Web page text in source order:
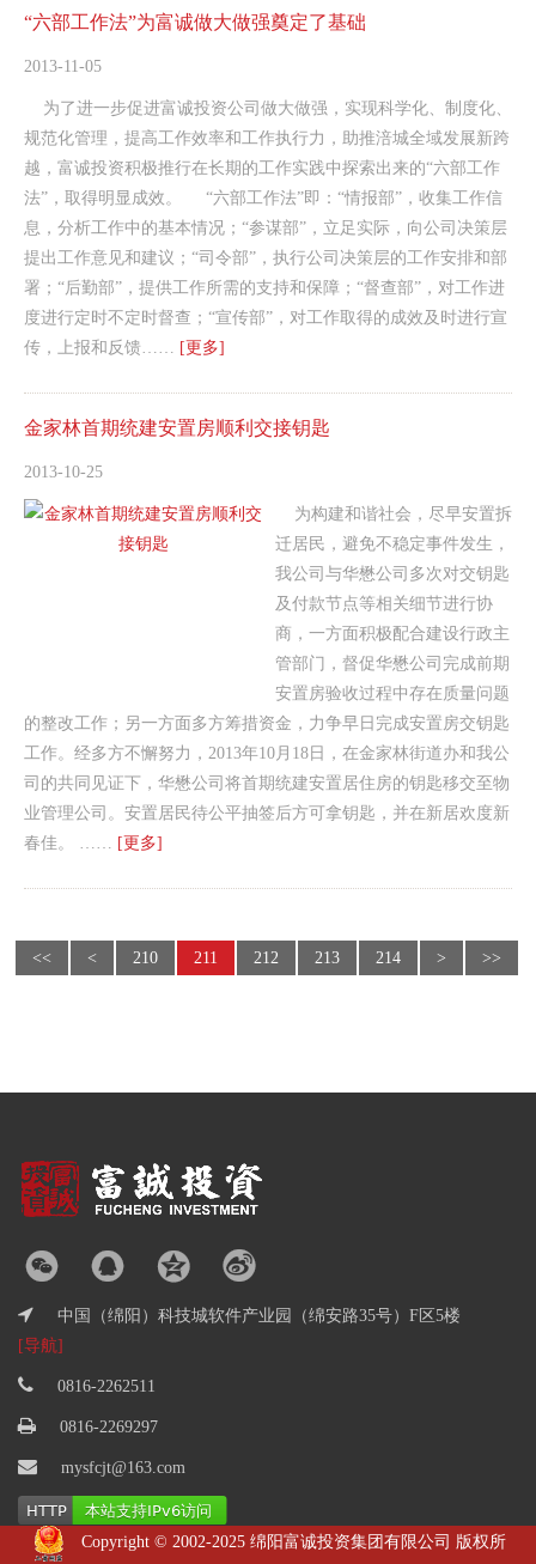
“六部工作法”为富诚做大做强奠定了基础
2013-11-05
为了进一步促进富诚投资公司做大做强，实现科学化、制度化、
规范化管理，提高工作效率和工作执行力，助推涪城全域发展新跨
越，富诚投资积极推行在长期的工作实践中探索出来的“六部工作
法”，取得明显成效。 “六部工作法”即：“情报部”，收集工作信
息，分析工作中的基本情况；“参谋部”，立足实际，向公司决策层
提出工作意见和建议；“司令部”，执行公司决策层的工作安排和部
署；“后勤部”，提供工作所需的支持和保障；“督查部”，对工作进
度进行定时不定时督查；“宣传部”，对工作取得的成效及时进行宣
传，上报和反馈…… [更多]
金家林首期统建安置房顺利交接钥匙
2013-10-25
为构建和谐社会，尽早安置拆
迁居民，避免不稳定事件发生，
我公司与华懋公司多次对交钥匙
及付款节点等相关细节进行协
商，一方面积极配合建设行政主
管部门，督促华懋公司完成前期
安置房验收过程中存在质量问题
的整改工作；另一方面多方筹措资金，力争早日完成安置房交钥匙
工作。经多方不懈努力，2013年10月18日，在金家林街道办和我公
司的共同见证下，华懋公司将首期统建安置居住房的钥匙移交至物
业管理公司。安置居民待公平抽签后方可拿钥匙，并在新居欢度新
春佳。 …… [更多]
<< < 210 211 212 213 214 > >>
中国（绵阳）科技城软件产业园（绵安路35号）F区5楼
[导航]
0816-2262511
0816-2269297
mysfcjt@163.com
Copyright © 2002-2025 绵阳富诚投资集团有限公司 版权所